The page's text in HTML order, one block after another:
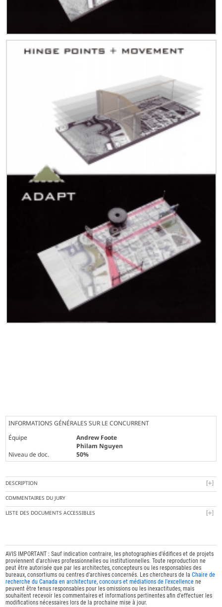
INFORMATIONS GÉNÉRALES SUR LE CONCURRENT
Équipe
Andrew Foote
Philam Nguyen
Niveau de doc.
50%
DESCRIPTION
COMMENTAIRES DU JURY
LISTE DES DOCUMENTS ACCESSIBLES
AVIS IMPORTANT : Sauf indication contraire, les photographies d'édifices et de projets
proviennent d'archives professionnelles ou institutionnelles. Toute reproduction ne
peut être autorisée que par les architectes, concepteurs ou les responsables des
bureaux, consortiums ou centres d'archives concernés. Les chercheurs de laChaire de
recherche du Canada en architecture, concours et médiations de l'excellence ne
peuvent être tenus responsables pour les omissions ou les inexactitudes, mais
souhaitent recevoir les commentaires et informations pertinentes afin d'effectuer les
modifications nécessaires lors de la prochaine mise à jour.